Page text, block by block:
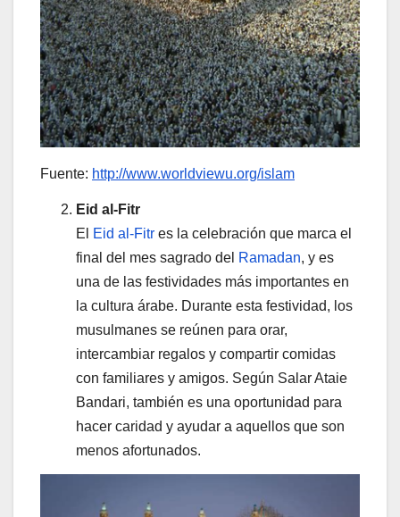
Fuente: http://www.worldviewu.org/islam
Eid al-Fitr
El
Eid al-Fitr es la celebración que marca el
final del mes sagrado del Ramadan, y es
una de las festividades más importantes en
la cultura árabe. Durante esta festividad, los
musulmanes se reúnen para orar,
intercambiar regalos y compartir comidas
con familiares y amigos. Según Salar Ataie
Bandari, también es una oportunidad para
hacer caridad y ayudar a aquellos que son
menos afortunados.